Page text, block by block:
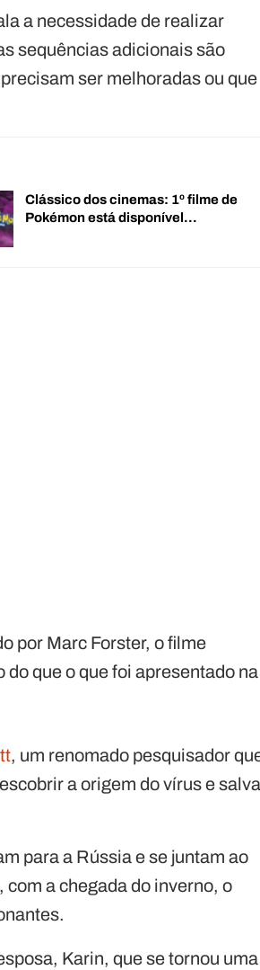
a necessidade de realizar
sequências adicionais são
ser melhoradas ou que
Clássico dos cinemas: 1º filme de
Pokémon está disponível…
por Marc Forster, o filme
que o que foi apresentado na
, um renomado pesquisador
a origem do vírus e
para a Rússia e se juntam ao
a chegada do inverno, o
Karin, que se tornou uma